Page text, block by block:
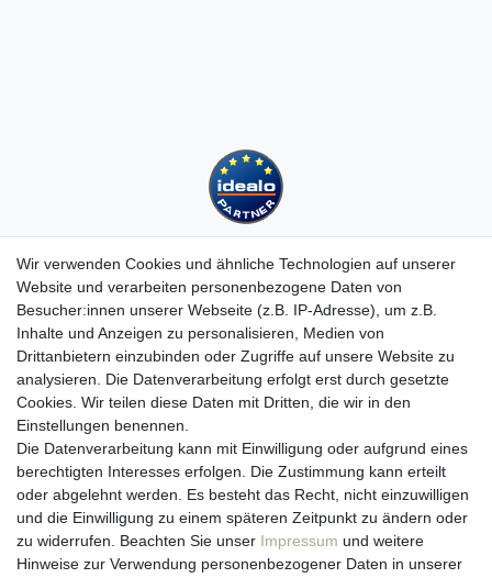
Kundenservice
Hotline: 07452 - 847 162 0
Kontakt
Anmelden
Registrieren
Newsletter
Versand & Lieferung
Zahlungsarten
viasalutis
Mehr zu viasalutis
Wir verwenden Cookies und ähnliche Technologien auf unserer
Website und verarbeiten personenbezogene Daten von
Besucher:innen unserer Webseite (z.B. IP-Adresse), um z.B.
Inhalte und Anzeigen zu personalisieren, Medien von
Drittanbietern einzubinden oder Zugriffe auf unsere Website zu
analysieren. Die Datenverarbeitung erfolgt erst durch gesetzte
Cookies. Wir teilen diese Daten mit Dritten, die wir in den
Einstellungen benennen.
Die Datenverarbeitung kann mit Einwilligung oder aufgrund eines
berechtigten Interesses erfolgen. Die Zustimmung kann erteilt
oder abgelehnt werden. Es besteht das Recht, nicht einzuwilligen
und die Einwilligung zu einem späteren Zeitpunkt zu ändern oder
zu widerrufen. Beachten Sie unser Impressum und weitere
Hinweise zur Verwendung personenbezogener Daten in unserer